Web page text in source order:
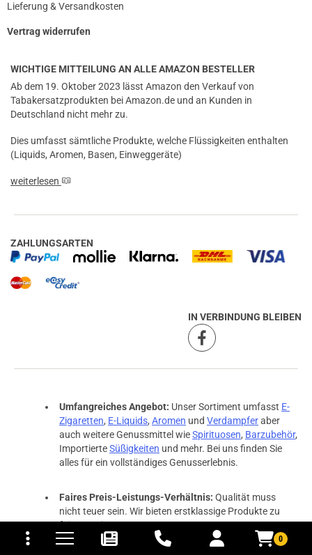
0
und Versandkosten
Lieferung & Versandkosten
Vertrag widerrufen
WICHTIGE MITTEILUNG AN ALLE AMAZON BESTELLER
Ab dem 19. Oktober 2023 lässt Amazon den Verkauf von
Tabakersatzprodukten bei Amazon.de und an Kunden in
Deutschland nicht mehr zu.
Dies umfasst sämtliche Produkte, welche Flüssigkeiten enthalten
(Liquids, Aromen, Basen, Einweggeräte)
weiterlesen
ZAHLUNGSARTEN
IN VERBINDUNG BLEIBEN
Umfangreiches Angebot: Unser Sortiment umfasst E-
Zigaretten, E-Liquids, Aromen und Verdampferaber
auch weitere Genussmittel wieSpirituosen, Barzubehör,
ImportierteSüßigkeiten und mehr. Bei uns finden Sie
alles für ein vollständiges Genusserlebnis.
Faires Preis-Leistungs-Verhältnis: Qualität muss
nicht teuer sein. Wir bieten erstklassige Produkte zu
fairen Preisen.